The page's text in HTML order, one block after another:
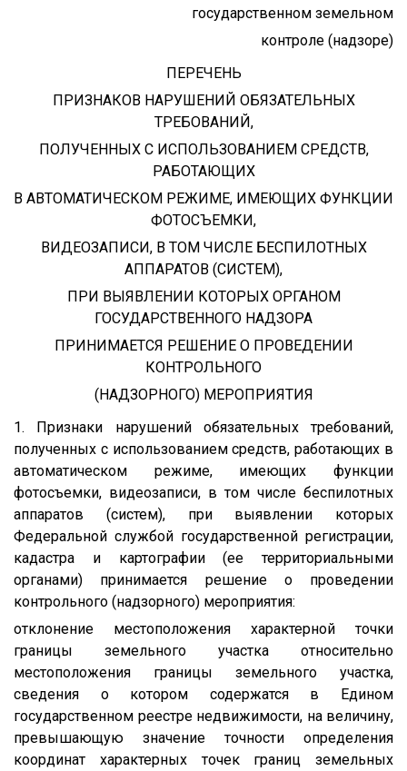
государственном земельном
контроле (надзоре)
ПЕРЕЧЕНЬ
ПРИЗНАКОВ НАРУШЕНИЙ ОБЯЗАТЕЛЬНЫХ
ТРЕБОВАНИЙ,
ПОЛУЧЕННЫХ С ИСПОЛЬЗОВАНИЕМ СРЕДСТВ,
РАБОТАЮЩИХ
В АВТОМАТИЧЕСКОМ РЕЖИМЕ, ИМЕЮЩИХ ФУНКЦИИ
ФОТОСЪЕМКИ,
ВИДЕОЗАПИСИ, В ТОМ ЧИСЛЕ БЕСПИЛОТНЫХ
АППАРАТОВ (СИСТЕМ),
ПРИ ВЫЯВЛЕНИИ КОТОРЫХ ОРГАНОМ
ГОСУДАРСТВЕННОГО НАДЗОРА
ПРИНИМАЕТСЯ РЕШЕНИЕ О ПРОВЕДЕНИИ
КОНТРОЛЬНОГО
(НАДЗОРНОГО) МЕРОПРИЯТИЯ
1. Признаки нарушений обязательных требований,
полученных с использованием средств, работающих в
автоматическом режиме, имеющих функции
фотосъемки, видеозаписи, в том числе беспилотных
аппаратов (систем), при выявлении которых
Федеральной службой государственной регистрации,
кадастра и картографии (ее территориальными
органами) принимается решение о проведении
контрольного (надзорного) мероприятия:
отклонение местоположения характерной точки
границы земельного участка относительно
местоположения границы земельного участка,
сведения о котором содержатся в Едином
государственном реестре недвижимости, на величину,
превышающую значение точности определения
координат характерных точек границ земельных